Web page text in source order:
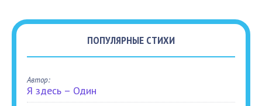
ПОПУЛЯРНЫЕ СТИХИ
Автор:
Я здесь – Один